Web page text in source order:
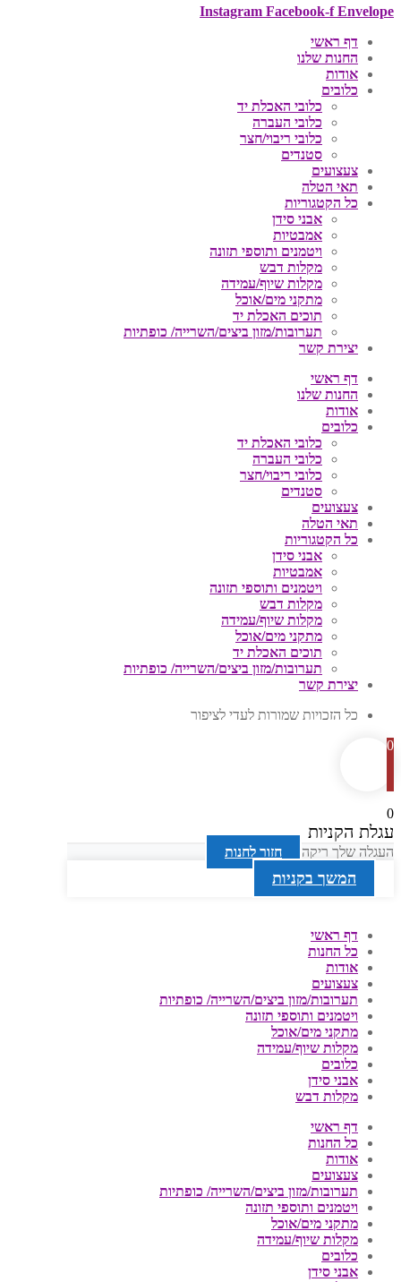
Instagram Facebook-f Envelope
דף ראשי
החנות שלנו
אודות
כלובים
כלובי האכלת יד
כלובי העברה
כלובי ריבוי/חצר
סטנדים
צעצועים
תאי הטלה
כל הקטגוריות
אבני סידן
אמבטיות
ויטמנים ותוספי תזונה
מקלות דבש
מקלות שיוף/עמידה
מתקני מים/אוכל
תוכים האכלת יד
תערובות/מזון ביצים/השרייה/ כופתיות
יצירת קשר
דף ראשי
החנות שלנו
אודות
כלובים
כלובי האכלת יד
כלובי העברה
כלובי ריבוי/חצר
סטנדים
צעצועים
תאי הטלה
כל הקטגוריות
אבני סידן
אמבטיות
ויטמנים ותוספי תזונה
מקלות דבש
מקלות שיוף/עמידה
מתקני מים/אוכל
תוכים האכלת יד
תערובות/מזון ביצים/השרייה/ כופתיות
יצירת קשר
כל הזכויות שמורות לעדי לציפור
0
0
עגלת הקניות
העגלה שלך ריקה חזור לחנות
המשך בקניות
דף ראשי
כל החנות
אודות
צעצועים
תערובות/מזון ביצים/השרייה/ כופתיות
ויטמנים ותוספי תזונה
מתקני מים/אוכל
מקלות שיוף/עמידה
כלובים
אבני סידן
מקלות דבש
דף ראשי
כל החנות
אודות
צעצועים
תערובות/מזון ביצים/השרייה/ כופתיות
ויטמנים ותוספי תזונה
מתקני מים/אוכל
מקלות שיוף/עמידה
כלובים
אבני סידן